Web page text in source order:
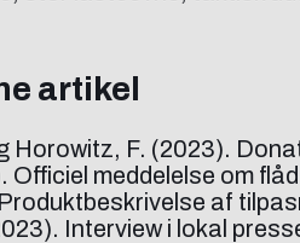
artikel
Horowitz, F. (2023).
Officiel meddelelse om
af
Interview i lokal